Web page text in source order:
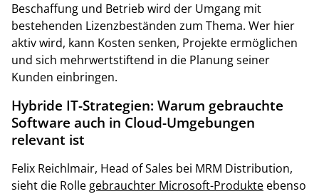
Beschaffung und Betrieb wird der Umgang mit
bestehenden Lizenzbeständen zum Thema. Wer hier
aktiv wird, kann Kosten senken, Projekte ermöglichen
und sich mehrwertstiftend in die Planung seiner
Kunden einbringen.
Hybride IT-Strategien: Warum gebrauchte
Software auch in Cloud-Umgebungen
relevant ist
Felix Reichlmair, Head of Sales bei MRM Distribution,
sieht die Rolle gebrauchter Microsoft-Produkte ebenso